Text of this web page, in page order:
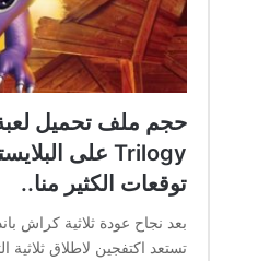
توقعات الكثير منا..
بعد نجاح عودة ثلاثية كراش
تستعد اكتفجين لاطلاق ثلاثية